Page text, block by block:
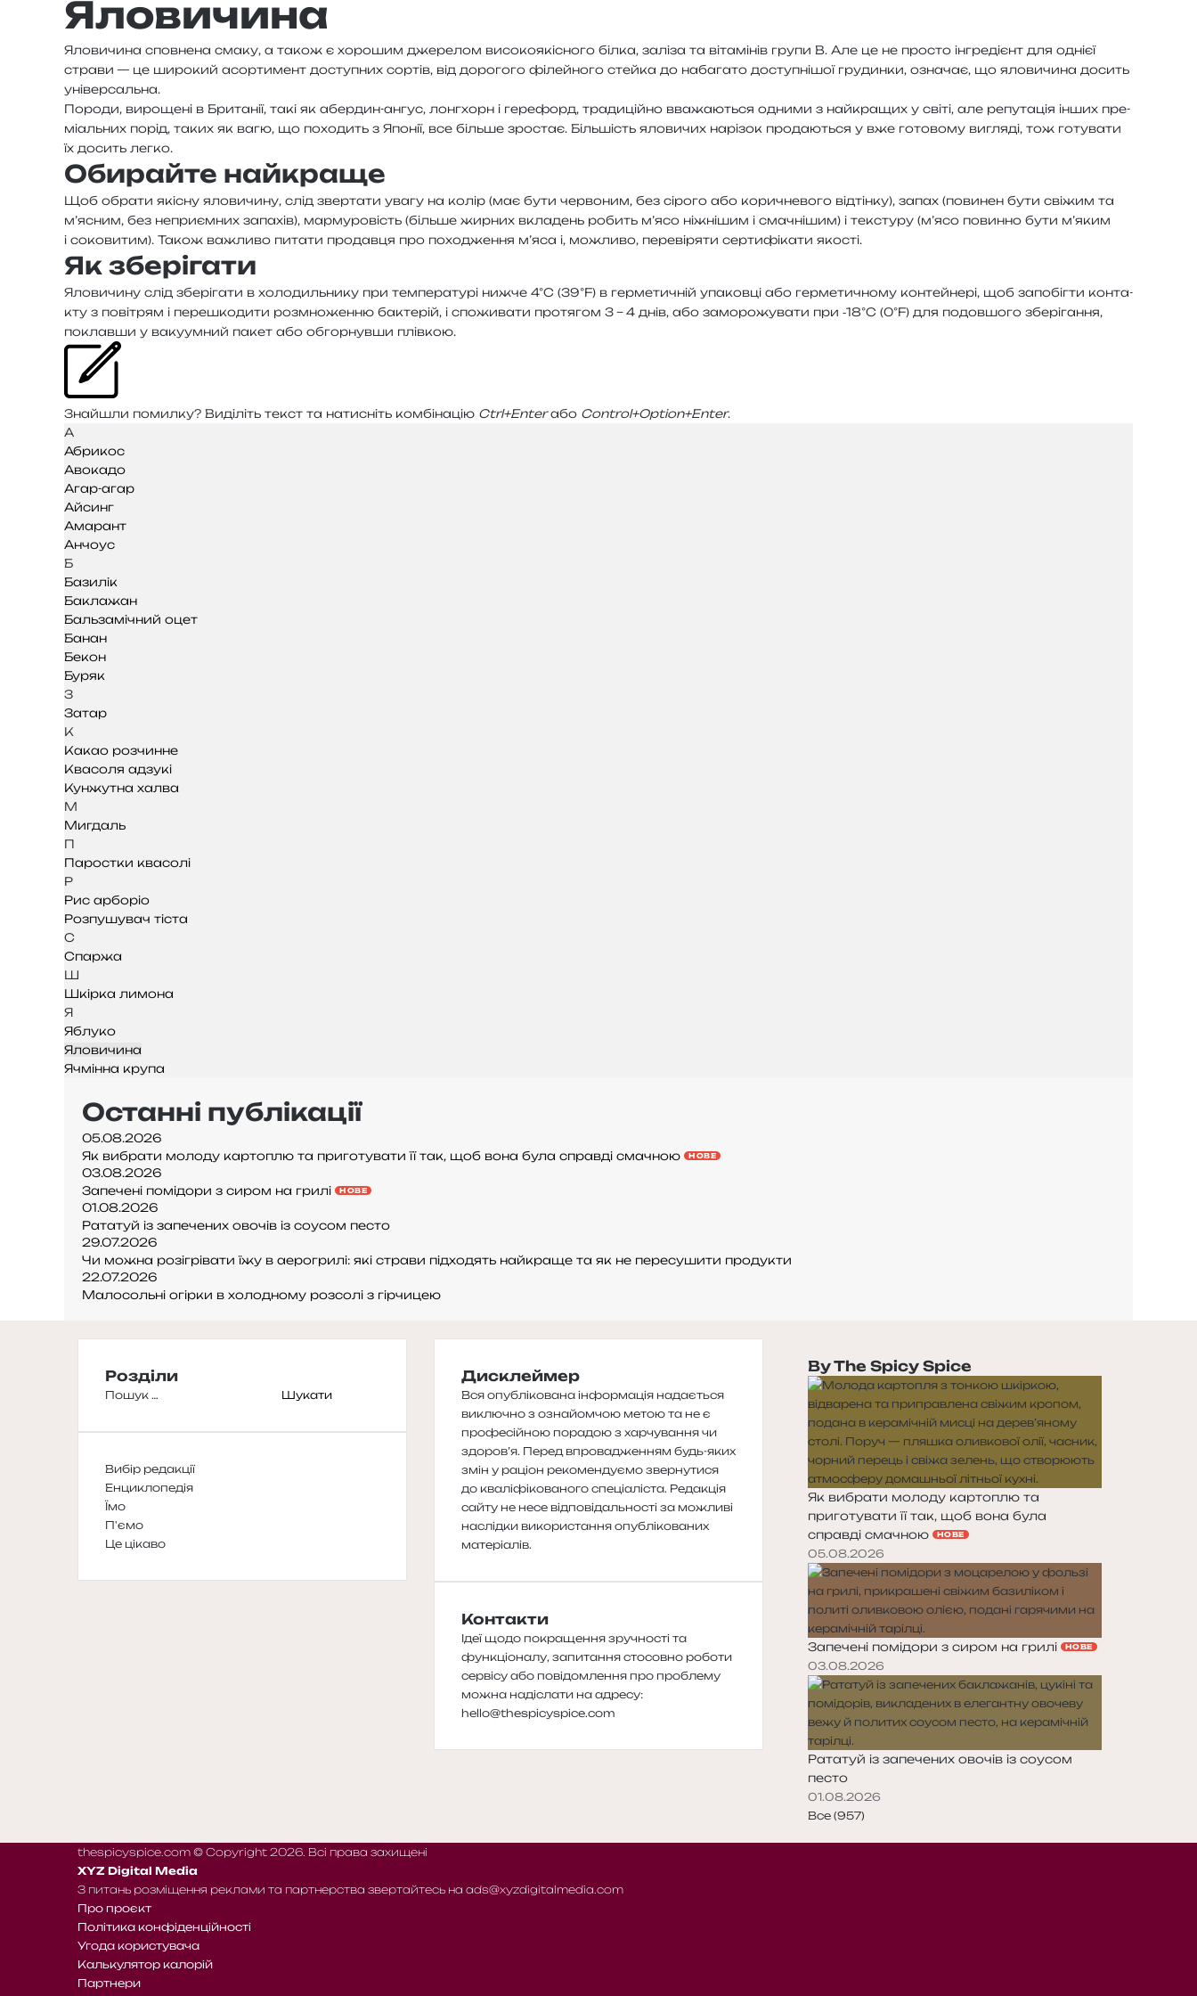
Яловичина
Яловичина спов­не­на смаку, а також є хоро­шим дже­ре­лом висо­ко­які­сно­го білка, залі­за та віта­мі­нів групи В. Але це не про­сто інгре­ді­єнт для одні­єї
стра­ви — це широ­кий асор­ти­мент досту­пних сор­тів, від доро­го­го філей­но­го стей­ка до наба­га­то досту­пні­шої гру­дин­ки, озна­чає, що яло­ви­чи­на досить
універсальна.
Породи, виро­ще­ні в Британії, такі як абер­дин-ангус, лон­гхорн і гере­форд, тра­ди­цій­но вва­жа­ю­ться одни­ми з най­кра­щих у світі, але репу­та­ція інших пре­
мі­аль­них порід, таких як вагю, що похо­дить з Японії, все біль­ше зро­стає. Більшість яло­ви­чих нарі­зок про­да­ю­ться у вже гото­во­му вигля­ді, тож готу­ва­ти
їх досить легко.
Обирайте найкраще
Щоб обра­ти які­сну яло­ви­чи­ну, слід звер­та­ти увагу на колір (має бути чер­во­ним, без сіро­го або кори­чне­во­го від­тін­ку), запах (пови­нен бути сві­жим та
м’я­сним, без непри­єм­них запа­хів), мар­му­ро­вість (біль­ше жир­них вкла­день робить м’ясо ніжні­шим і сма­чні­шим) і текс­ту­ру (м’ясо повин­но бути м’я­ким
і соко­ви­тим). Також важли­во пита­ти про­дав­ця про похо­дже­н­ня м’яса і, можли­во, пере­ві­ря­ти сер­ти­фі­ка­ти якості.
Як зберігати
Яловичину слід збе­рі­га­ти в холо­диль­ни­ку при тем­пе­ра­ту­рі нижче 4°C (39°F) в гер­ме­ти­чній упа­ков­ці або гер­ме­ти­чно­му кон­тей­не­рі, щоб запо­біг­ти кон­та­
кту з пові­трям і пере­шко­ди­ти роз­мно­жен­ню бакте­рій, і спо­жи­ва­ти про­тя­гом 3 – 4 днів, або замо­ро­жу­ва­ти при ‑18°C (0°F) для подов­шо­го збе­рі­га­н­ня,
поклав­ши у ваку­ум­ний пакет або обгор­нув­ши плівкою.
Знайшли помил­ку? Виділіть текст та нати­сніть ком­бі­на­цію Ctrl+Enterабо Control+Option+Enter.
А
Абрикос
Авокадо
Агар-агар
Айсинг
Амарант
Анчоус
Б
Базилік
Баклажан
Бальзамічний оцет
Банан
Бекон
Буряк
З
Затар
К
Какао розчинне
Квасоля адзукі
Кунжутна халва
М
Мигдаль
П
Паростки квасолі
Р
Рис арборіо
Розпушувач тіста
С
Спаржа
Ш
Шкірка лимона
Я
Яблуко
Яловичина
Ячмінна крупа
Останні публікації
05.08.2026
Як вибрати молоду картоплю та приготувати її так, щоб вона була справді смачною
НОВЕ
03.08.2026
Запечені помідори з сиром на грилі
НОВЕ
01.08.2026
Рататуй із запечених овочів із соусом песто
29.07.2026
Чи можна розігрівати їжу в аерогрилі: які страви підходять найкраще та як не пересушити продукти
22.07.2026
Малосольні огірки в холодному розсолі з гірчицею
Розділи
Пошук:
Вибір редакції
Енциклопедія
Їмо
П'ємо
Це цікаво
Дисклеймер
Вся опублікована інформація надається
виключно з ознайомчою метою та не є
професійною порадою з харчування чи
здоров’я. Перед впровадженням будь-яких
змін у раціон рекомендуємо звернутися
до кваліфікованого спеціаліста. Редакція
сайту не несе відповідальності за можливі
наслідки використання опублікованих
матеріалів.
Контакти
Ідеї щодо покращення зручності та
функціоналу, запитання стосовно роботи
сервісу або повідомлення про проблему
можна надіслати на адресу:
hello@thespicyspice.com
By The Spicy Spice
Як вибрати молоду картоплю та
приготувати її так, щоб вона була
справді смачною
НОВЕ
05.08.2026
Запечені помідори з сиром на грилі НОВЕ
03.08.2026
Рататуй із запечених овочів із соусом
песто
01.08.2026
Все (957)
thespicyspice.com © Copyright 2026. Всі права захищені
XYZ Digital Media
З питань розміщення реклами та партнерства звертайтесь на ads@xyzdigitalmedia.com
Про проєкт
Політика конфіденційності
Угода користувача
Калькулятор калорій
Партнери